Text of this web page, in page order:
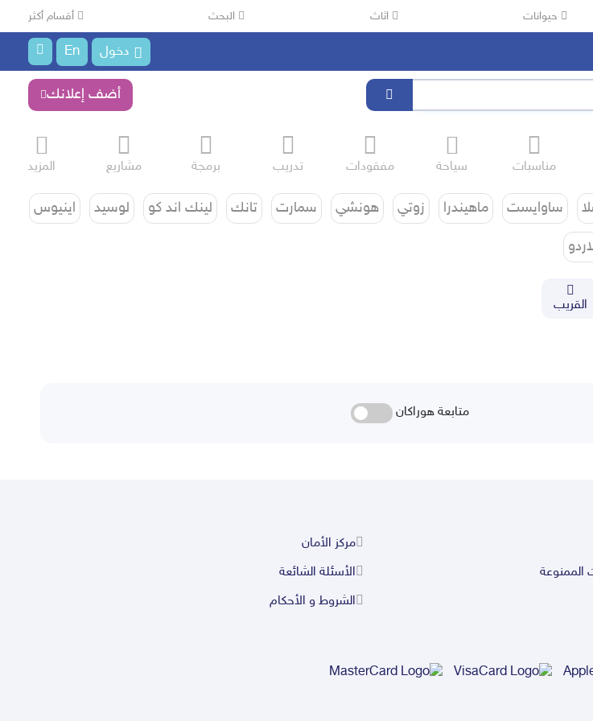
حيوانات اثاث البحث أقسام أكثر
دخول En
أضف إعلانك
مناسبات سياحة مفقودات تدريب برمجة مشاريع المزيد
ساوايست ماهيندرا زوتي هونشي سمارت تانك لينك اند كو لوسيد اينيوس
القريب
متابعة هوراكان
مركز الأمان
الممنوعة
الأسئلة الشائعة
الشروط و الأحكام